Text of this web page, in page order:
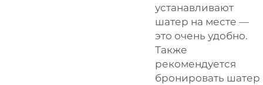
устанавливают
шатер на месте —
это очень удобно.
Также
рекомендуется
бронировать шатер